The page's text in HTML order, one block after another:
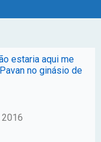
estaria aqui me
no ginásio de